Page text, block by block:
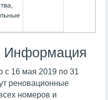
Информация
с 16 мая 2019 по 31
реновационные
номеров и